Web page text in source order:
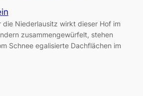
die Niederlausitz wirkt dieser Hof im
zusammengewürfelt, stehen
Schnee egalisierte Dachflächen im